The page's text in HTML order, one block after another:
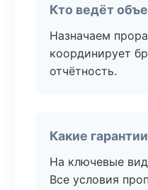
Кто ведёт
Назначаем
координирует
отчётность.
Какие
На ключевые
Все условия